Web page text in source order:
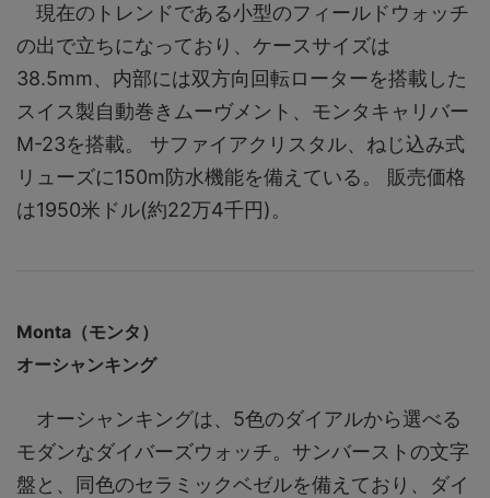
現在のトレンドである小型のフィールドウォッチ
の出で立ちになっており、ケースサイズは
38.5mm、内部には双方向回転ローターを搭載した
スイス製自動巻きムーヴメント、モンタキャリバー
M-23を搭載。 サファイアクリスタル、ねじ込み式
リューズに150m防水機能を備えている。 販売価格
は1950米ドル(約22万4千円)。
Monta（モンタ）
オーシャンキング
オーシャンキングは、5色のダイアルから選べる
モダンなダイバーズウォッチ。サンバーストの文字
盤と、同色のセラミックベゼルを備えており、ダイ